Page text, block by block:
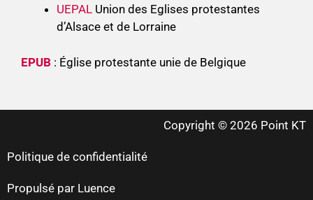
UEPAL Union des Eglises protestantes
d’Alsace et de Lorraine
EPUB : Église protestante unie de Belgique
Copyright © 2026 Point KT
Politique de confidentialité
Propulsé par Luence